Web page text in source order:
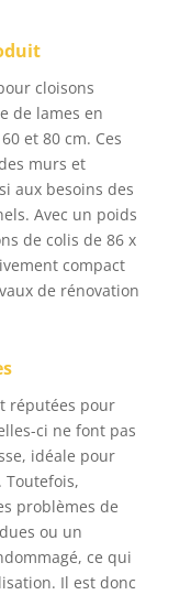
offre
Idéal pour
cloisons
plâtre et le
cloisons
de lames en
et 80 cm. Ces
murs et
aux besoins des
Avec un poids
de colis de 86 x
compact
de rénovation
réputées pour
ci ne font pas
idéale pour
problèmes de
ou un
ce qui
Il est donc